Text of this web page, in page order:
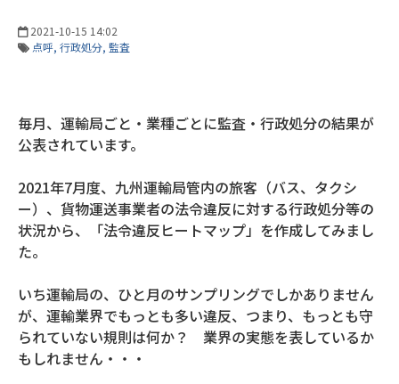
2021-10-15 14:02
点呼 行政処分 監査
毎月、運輸局ごと・業種ごとに監査・行政処分の結果が
公表されています。
2021年7月度、九州運輸局管内の旅客（バス、タクシ
ー）、貨物運送事業者の法令違反に対する行政処分等の
状況から、「法令違反ヒートマップ」を作成してみまし
た。
いち運輸局の、ひと月のサンプリングでしかありません
が、運輸業界でもっとも多い違反、つまり、もっとも守
られていない規則は何か？ 業界の実態を表しているか
もしれません・・・